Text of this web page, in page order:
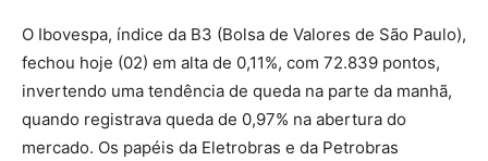
O Ibovespa, índice da B3 (Bolsa de Valores de São Paulo),
fechou hoje (02) em alta de 0,11%, com 72.839 pontos,
invertendo uma tendência de queda na parte da manhã,
quando registrava queda de 0,97% na abertura do
mercado. Os papéis da Eletrobras e da Petrobras